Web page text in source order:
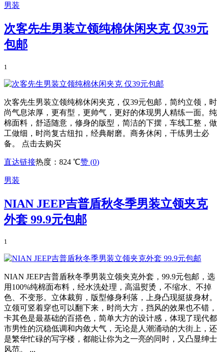
男装
次客先生男装立领纯棉休闲夹克 仅39元
包邮
1
次客先生男装立领纯棉休闲夹克，仅39元包邮，简约立领，时
尚气息浓厚，更有型，更帅气，更好的体现男人精练一面。纯
棉面料，舒适随意，修身的版型，简洁的下摆，车线工整，做
工做细，时尚复古纽扣，经典耐磨。商务休闲，干练男士必
备。 点击去购买
直达链接热度：824 ℃赞 (0)
男装
NIAN JEEP吉普盾秋冬季男装立领夹克
外套 99.9元包邮
1
NIAN JEEP吉普盾秋冬季男装立领夹克外套，99.9元包邮，选
用100%纯棉面布料，经水洗处理，高温熨烫，不缩水、不掉
色、不变形。立体裁剪，版型修身利落，上身凸现挺拔身材。
立领可竖着穿也可以翻下来，时尚大方，挡风的效果也不错，
卡其色是最基础的百搭色，简单大方的设计感，体现了现代都
市男性的沉稳低调和内敛大气，无论是人潮涌动的大街上，还
是繁华忙碌的写字楼，都能让你为之一亮的同时，又凸显绅士
风范。 ...